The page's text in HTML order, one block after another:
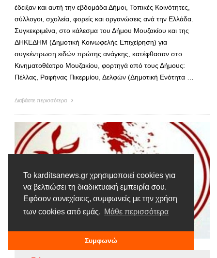
Το karditsanews.gr χρησιμοποιεί cookies για
να βελτιώσει τη διαδικτυακή εμπειρία σου.
Εφόσον συνεχίσεις, συμφωνείς με την χρήση
των cookies από εμάς. Μάθε περισσότερα
Συμφωνώ
έδειξαν και αυτή την εβδομάδα Δήμοι, Τοπικές Κοινότητες,
σύλλογοι, σχολεία, φορείς και οργανώσεις ανά την Ελλάδα.
Συγκεκριμένα, στο κάλεσμα του Δήμου Μουζακίου και της
ΔΗΚΕΔΗΜ (Δημοτική Κοινωφελής Επιχείρηση) για
συγκέντρωση ειδών πρώτης ανάγκης, κατέφθασαν στο
Κινηματοθέατρο Μουζακίου, φορτηγά από τους Δήμους:
Πέλλας, Ραφήνας Πικερμίου, Δελφών (Δημοτική Ενότητα …
Διαβάστε περισσότερα